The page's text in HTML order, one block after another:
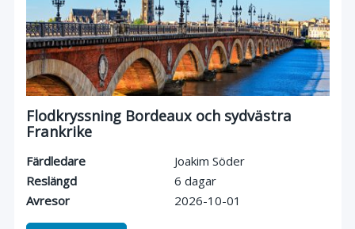
Flodkryssning Bordeaux och sydvästra
Frankrike
Färdledare
Joakim Söder
Reslängd
6 dagar
Avresor
2026-10-01